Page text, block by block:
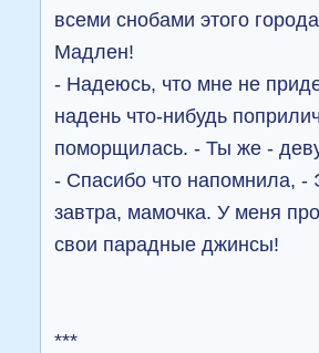
всеми снобами этого
Мадлен!
- Надеюсь, что мне не
надень что-нибудь
поморщилась. - Ты же -
- Спасибо что напомнила, -
завтра, мамочка. У меня
свои парадные джинсы!
***